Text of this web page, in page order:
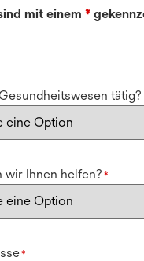
mit einem *
tätig?
wir Ihnen helfen? *
*